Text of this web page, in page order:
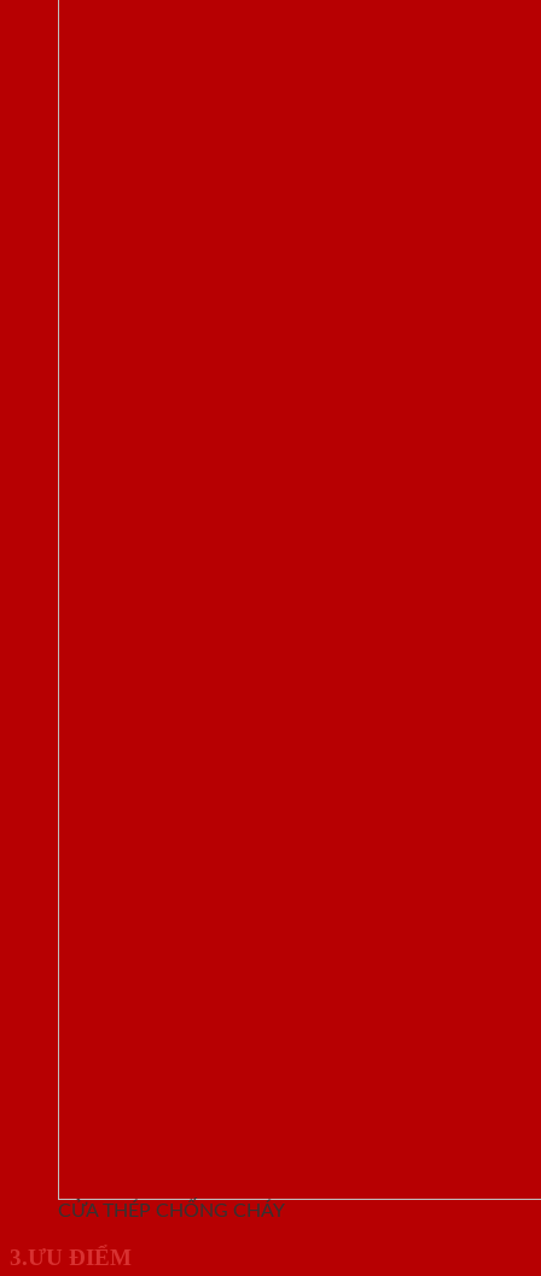
CỬA THÉP CHỐNG CHÁY
3.ƯU ĐIỂM